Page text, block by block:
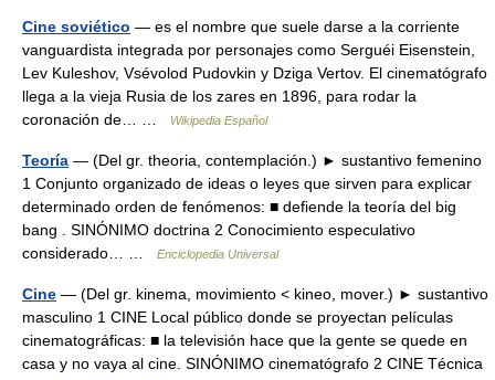
Cine soviético — es el nombre que suele darse a la corriente
vanguardista integrada por personajes como Serguéi Eisenstein,
Lev Kuleshov, Vsévolod Pudovkin y Dziga Vertov. El cinematógrafo
llega a la vieja Rusia de los zares en 1896, para rodar la
coronación de… …
Wikipedia Español
Teoría — (Del gr. theoria, contemplación.) ► sustantivo femenino
1 Conjunto organizado de ideas o leyes que sirven para explicar
determinado orden de fenómenos: ■ defiende la teoría del big
bang . SINÓNIMO doctrina 2 Conocimiento especulativo
considerado… …
Enciclopedia Universal
Cine — (Del gr. kinema, movimiento < kineo, mover.) ► sustantivo
masculino 1 CINE Local público donde se proyectan películas
cinematográficas: ■ la televisión hace que la gente se quede en
casa y no vaya al cine. SINÓNIMO cinematógrafo 2 CINE Técnica